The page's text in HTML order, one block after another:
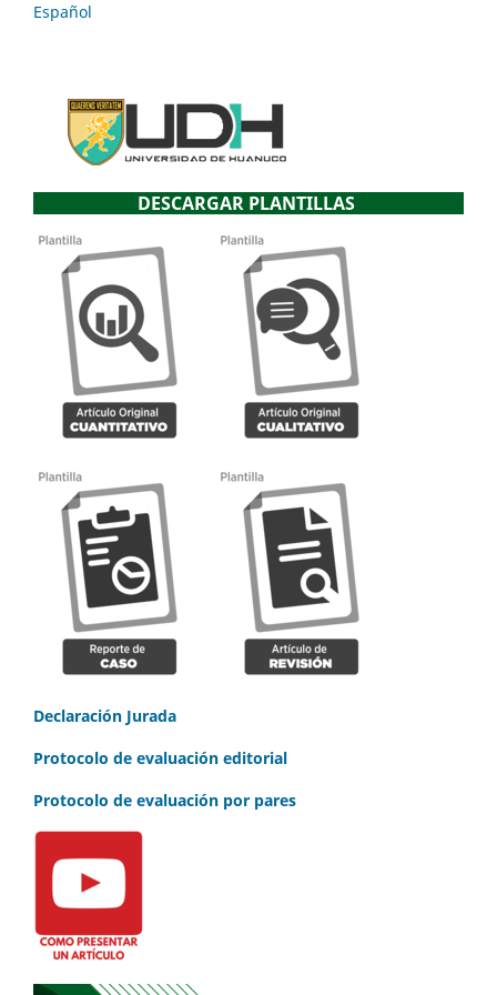
Español
DESCARGAR PLANTILLAS
Declaración Jurada
Protocolo de evaluación editorial
Protocolo de evaluación por pares